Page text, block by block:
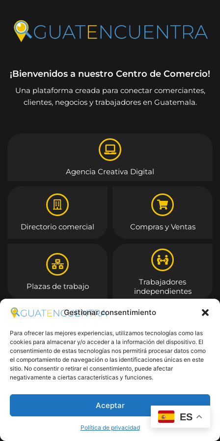
Gestionar consentimiento
Para ofrecer las mejores experiencias, utilizamos tecnologías como las
cookies para almacenar y/o acceder a la información del dispositivo. El
consentimiento de estas tecnologías nos permitirá procesar datos como
el comportamiento de navegación o las identificaciones únicas en este
sitio. No consentir o retirar el consentimiento, puede afectar
negativamente a ciertas características y funciones.
Aceptar
Política de privacidad
¡Bienvenidos a nuestro Centro de Comercio!
Una plataforma creada para conectar comerciantes,
clientes, negocios y trabajadores en Guatemala.
Agencia Creativa Digital
Directorio comercial Compras y Ventas
Plazas de trabajo
Trabajadores
independientes
Entrar
ES